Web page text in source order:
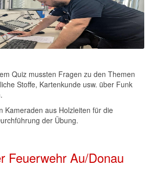
Quiz mussten Fragen zu den Themen
Stoffe, Kartenkunde usw. über Funk
Kameraden aus Holzleiten für die
der Übung.
Feuerwehr Au/Donau